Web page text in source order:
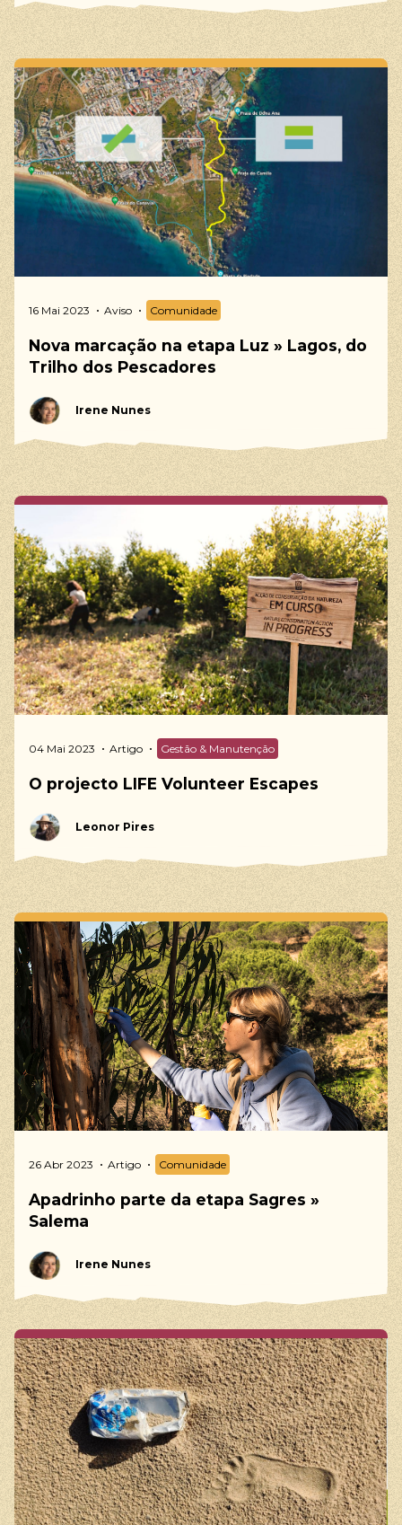
16 Mai 2023 Aviso Comunidade
Nova marcação na etapa Luz » Lagos, do
Trilho dos Pescadores
Irene Nunes
04 Mai 2023 Artigo Gestão & Manutenção
O projecto LIFE Volunteer Escapes
Leonor Pires
26 Abr 2023 Artigo Comunidade
Apadrinho parte da etapa Sagres »
Salema
Irene Nunes
Trilhos Pedestres, Trilho dos Pescadores, Caminho
Histórico, Percursos Circulares, Percursos de
Bicicleta, BTT, Cicloturismo, Gravel, Voluntariado,
Life Volunteer Escapes, Voluntariado de longa
duração, Voluntariado de curta duração